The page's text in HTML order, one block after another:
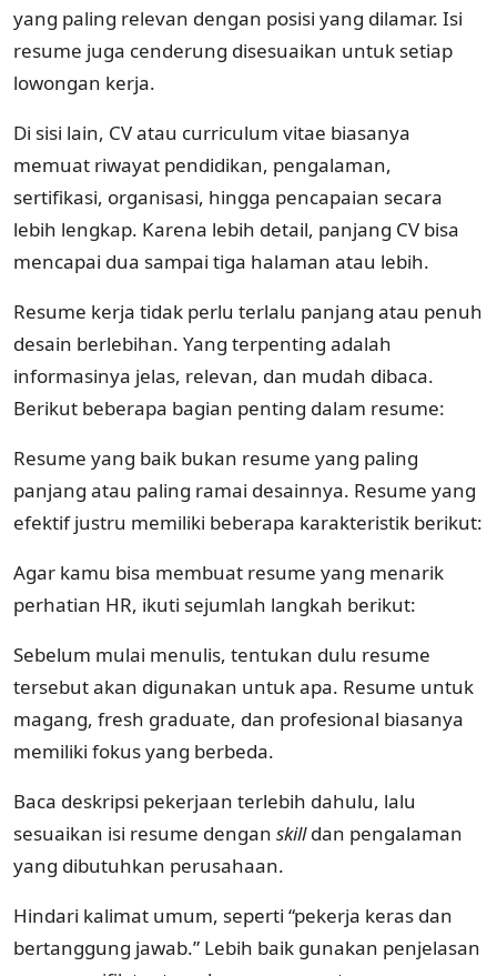
yang paling relevan dengan posisi yang dilamar. Isi
resume juga cenderung disesuaikan untuk setiap
lowongan kerja.
Di sisi lain, CV atau curriculum vitae biasanya
memuat riwayat pendidikan, pengalaman,
sertifikasi, organisasi, hingga pencapaian secara
lebih lengkap. Karena lebih detail, panjang CV bisa
mencapai dua sampai tiga halaman atau lebih.
Resume kerja tidak perlu terlalu panjang atau penuh
desain berlebihan. Yang terpenting adalah
informasinya jelas, relevan, dan mudah dibaca.
Berikut beberapa bagian penting dalam resume:
Resume yang baik bukan resume yang paling
panjang atau paling ramai desainnya. Resume yang
efektif justru memiliki beberapa karakteristik berikut:
Agar kamu bisa membuat resume yang menarik
perhatian HR, ikuti sejumlah langkah berikut:
Sebelum mulai menulis, tentukan dulu resume
tersebut akan digunakan untuk apa. Resume untuk
magang, fresh graduate, dan profesional biasanya
memiliki fokus yang berbeda.
Baca deskripsi pekerjaan terlebih dahulu, lalu
sesuaikan isi resume dengan skilldan pengalaman
yang dibutuhkan perusahaan.
Hindari kalimat umum, seperti “pekerja keras dan
bertanggung jawab.” Lebih baik gunakan penjelasan